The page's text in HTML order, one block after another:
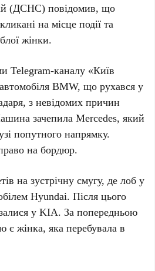
(ДСНС) повідомив, що
на місце події та
жінки.
Telegram-каналу «Київ
BMW, що рухався у
з невідомих причин
зачепилаMercedes, який
попутного напрямку.
на бордюр.
на зустрічну смугу, де лоб у
Hyundai. Після цього
уKIA. За попередньою
є жінка, яка перебувала в